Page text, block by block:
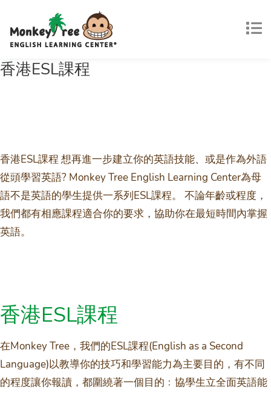
香港ESL課程
香港ESL課程 想再進一步建立你的英語技能、或是作為外語
從頭學習英語? Monkey Tree English Learning Center為母
語不是英語的學生提供一系列ESL課程。 不論年齡或程度，
我們都有相應課程適合你的要求，協助你在最短時間內掌握
英語。
香港ESL課程
在Monkey Tree，我們的ESL課程(English as a Second
Language)以教導你的技巧和學習能力為主要目的，有不同
的程度讓你報讀，都圍繞著一個目的﹕協學生立全面英語能